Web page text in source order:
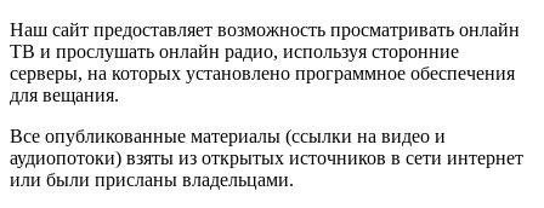
Наш сайт предоставляет возможность просматривать онлайн
ТВ и прослушать онлайн радио, используя сторонние
серверы, на которых установлено программное обеспечения
для вещания.
Все опубликованные материалы (ссылки на видео и
аудиопотоки) взяты из открытых источников в сети интернет
или были присланы владельцами.